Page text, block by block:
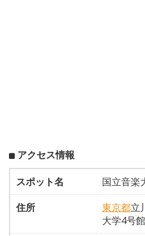
アクセス情報
スポット名
国立音楽
住所
東京都立
大学4号